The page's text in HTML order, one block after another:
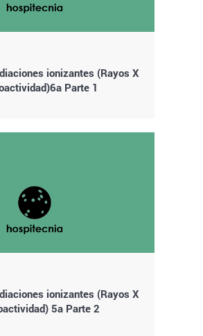
ionizantes (Rayos X
Parte 1
ionizantes (Rayos X
5a Parte 2